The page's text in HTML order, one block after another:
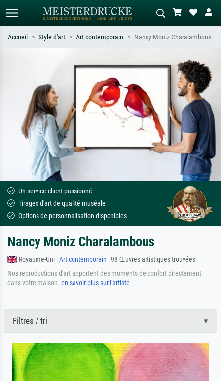
ex. Monet, Nuit étoilée,
impressionnisme, vague de Hokusai,
nu.
Décrivez la scène – ex. prairie verte,
abstrait avec beaucoup de rouge,
tableau sombre, nu debout près d'un
Accueil Style d'art Art contemporain Nancy Moniz Charalambous
Un service client passionné
Tirages d'art de qualité muséale
Options de personnalisation disponibles
Nancy Moniz Charalambous
Royaume-Uni ·Art contemporain · 98 Œuvres artistiques trouvées
Nos reproductions d'art apportent des moments de confort directement
dans votre maison. en savoir plus sur l'artiste
Filtres / tri